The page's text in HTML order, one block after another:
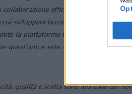
collaborazione efficiente, sicura e
cui sviluppare la crescita aziendale e la
la piattaforma OpenText Trading
quest’unica rete centrale per
qualità e scelta sono alla base del